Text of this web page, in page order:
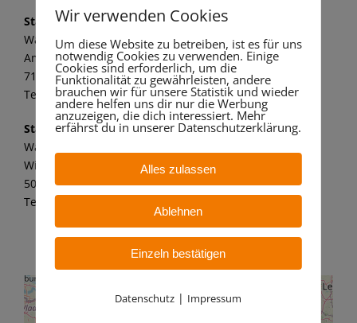
Standort Marbach
Wandaa GmbH
Am alten Kraftwerk 1
71672 Marbach a. N.
Tel.: 07144 8062 149
Standort Bergheim
Wandaa GmbH
Willy-Messerschmitt-Str. 6
50126 Bergheim – Paffendorf
Tel.: 02271 7 59 21 11
Wir verwenden Cookies
Um diese Website zu betreiben, ist es für uns
notwendig Cookies zu verwenden. Einige
Cookies sind erforderlich, um die
Funktionalität zu gewährleisten, andere
brauchen wir für unsere Statistik und wieder
andere helfen uns dir nur die Werbung
anzuzeigen, die dich interessiert. Mehr
erfährst du in unserer Datenschutzerklärung.
Alles zulassen
Ablehnen
Einzeln bestätigen
Datenschutz | Impressum